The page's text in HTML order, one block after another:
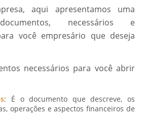
aqui apresentamos uma
necessários e
você empresário que deseja
necessários para você abrir
: É o documento que descreve, os
operações e aspectos financeiros de